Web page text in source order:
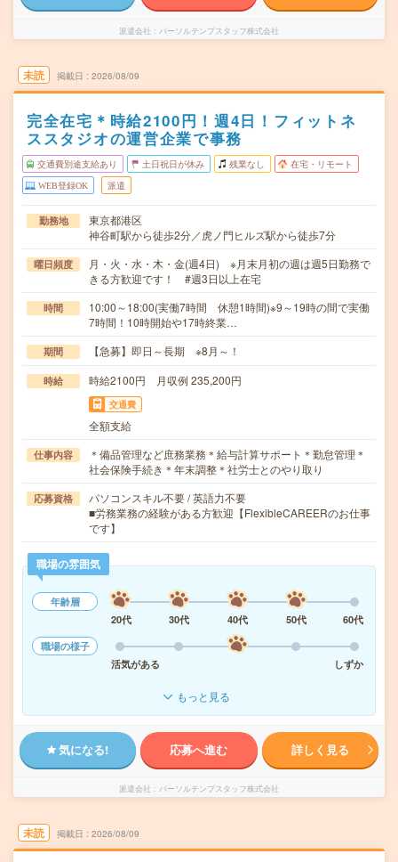
派遣会社 パーソルテンプスタッフ株式会社
未読 掲載日 2026/08/09
完全在宅＊時給2100円！週4日！フィットネ
ススタジオの運営企業で事務
交通費別途支給あり 土日祝日が休み 残業なし 在宅・リモート
WEB登録OK 派遣
勤務地
東京都港区
神谷町駅から徒歩2分／虎ノ門ヒルズ駅から徒歩7分
曜日頻度
月・火・水・木・金(週4日) ※月末月初の週は週5日勤務で
きる方歓迎です！ #週3日以上在宅
時間
10:00～18:00(実働7時間 休憩1時間)※9～19時の間で実働
7時間！10時開始や17時終業…
期間 【急募】即日～長期 ※8月～！
時給 時給2100円 月収例 235,200円
交通費
全額支給
仕事内容
＊備品管理など庶務業務＊給与計算サポート＊勤怠管理＊
社会保険手続き＊年末調整＊社労士とのやり取り
応募資格
パソコンスキル不要 / 英語力不要
■労務業務の経験がある方歓迎【FlexibleCAREERのお仕事
です】
職場の雰囲気
年齢層
20代
30代 40代 50代
60代
職場の様子
活気がある
しずか
もっと見る
気になる! 応募へ進む 詳しく見る
派遣会社 パーソルテンプスタッフ株式会社
未読 掲載日 2026/08/09